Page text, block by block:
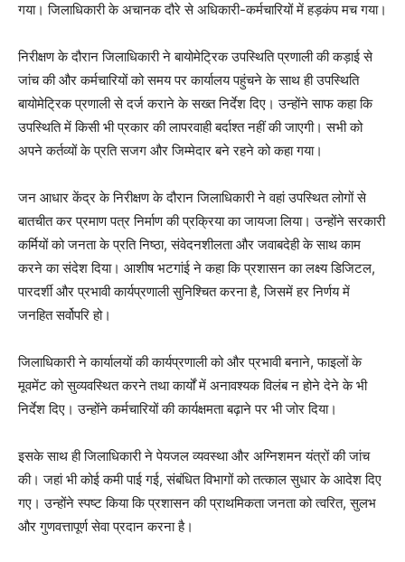
गया। जिलाधिकारी के अचानक दौरे से अधिकारी-कर्मचारियों में हड़कंप मच गया।
निरीक्षण के दौरान जिलाधिकारी ने बायोमेट्रिक उपस्थिति प्रणाली की कड़ाई से
जांच की और कर्मचारियों को समय पर कार्यालय पहुंचने के साथ ही उपस्थिति
बायोमेट्रिक प्रणाली से दर्ज कराने के सख्त निर्देश दिए। उन्होंने साफ कहा कि
उपस्थिति में किसी भी प्रकार की लापरवाही बर्दाश्त नहीं की जाएगी। सभी को
अपने कर्तव्यों के प्रति सजग और जिम्मेदार बने रहने को कहा गया।
जन आधार केंद्र के निरीक्षण के दौरान जिलाधिकारी ने वहां उपस्थित लोगों से
बातचीत कर प्रमाण पत्र निर्माण की प्रक्रिया का जायजा लिया। उन्होंने सरकारी
कर्मियों को जनता के प्रति निष्ठा, संवेदनशीलता और जवाबदेही के साथ काम
करने का संदेश दिया। आशीष भटगांई ने कहा कि प्रशासन का लक्ष्य डिजिटल,
पारदर्शी और प्रभावी कार्यप्रणाली सुनिश्चित करना है, जिसमें हर निर्णय में
जनहित सर्वोपरि हो।
जिलाधिकारी ने कार्यालयों की कार्यप्रणाली को और प्रभावी बनाने, फाइलों के
मूवमेंट को सुव्यवस्थित करने तथा कार्यों में अनावश्यक विलंब न होने देने के भी
निर्देश दिए। उन्होंने कर्मचारियों की कार्यक्षमता बढ़ाने पर भी जोर दिया।
इसके साथ ही जिलाधिकारी ने पेयजल व्यवस्था और अग्निशमन यंत्रों की जांच
की। जहां भी कोई कमी पाई गई, संबंधित विभागों को तत्काल सुधार के आदेश दिए
गए। उन्होंने स्पष्ट किया कि प्रशासन की प्राथमिकता जनता को त्वरित, सुलभ
और गुणवत्तापूर्ण सेवा प्रदान करना है।